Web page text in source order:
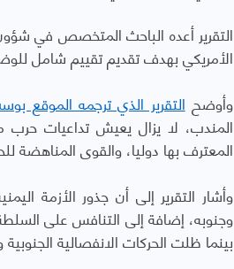
التقرير أعده الباحث المتخصص في
الأمريكي بهدف تقديم تقييم شامل
وأوضح التقرير الذي ترجمه الموقع
المعترف بها دوليا، والقوى المناهضة
وأشار التقرير إلى أن جذور الأزمة
بينما ظلت الحركات الانفصالية